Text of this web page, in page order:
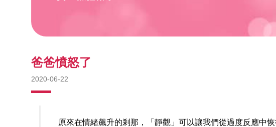
爸爸憤怒了
2020-06-22
原來在情緒飆升的剎那，「靜觀」可以讓我們從過度反應中恢